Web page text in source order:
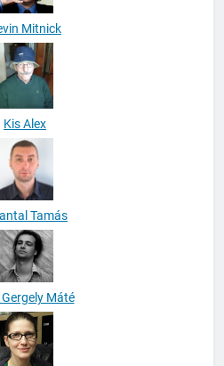
Mitnick
Kis Alex
Tamás
Gergely Máté